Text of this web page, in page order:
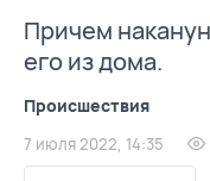
Причем
его из дома.
Происшествия
7 июля 2022, 14:35